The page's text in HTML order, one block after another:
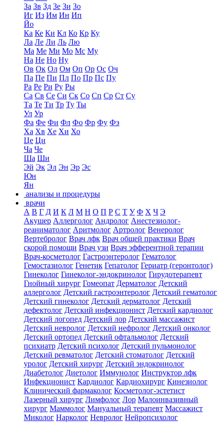
За Зв Зд Зе Зи Зо
Иг Из Им Ин Ип
Йо
Ка Ке Ки Кл Ко Кр Ку
Ла Ле Ли Ль Лю
Ма Ме Ми Мо Мс Му
На Не Но Ну
Ов Ок Ол Ом Оп Ор Ос Оч
Па Пе Пи Пл По Пр Пс Пу
Ра Ре Ри Ру Ры
Са Св Се Си Ск Со Сп Ср Ст Су
Та Те Ти Тр Ту Ты
Ул Ур
Фа Фе Фи Фл Фо Фр Фу Фэ
Ха Хв Хе Хи Хо
Це Ци
Ча Че
Ша Ши
Эй Эк Эл Эн Эр Эс
Юн
Ян
анализы и процедуры
врачи
А В Г Д И К Л М Н О П Р С Т У Ф Х Ч Э
Акушер Аллерголог Андролог Анестезиолог-
реаниматолог Аритмолог Артролог Венеролог
Вертебролог Врач лфк Врач общей практики Врач
скорой помощи Врач узи Врач эфферентной терапии
Врач-косметолог Гастроэнтеролог Гематолог
Гемостазиолог Генетик Гепатолог Гериатр (геронтолог)
Гинеколог Гинеколог-эндокринолог Гирудотерапевт
Гнойный хирург Гомеопат Дерматолог Детский
аллерголог Детский гастроэнтеролог Детский гематолог
Детский гинеколог Детский дерматолог Детский
дефектолог Детский инфекционист Детский кардиолог
Детский логопед Детский лор Детский массажист
Детский невролог Детский нефролог Детский онколог
Детский ортопед Детский офтальмолог Детский
психиатр Детский психолог Детский пульмонолог
Детский ревматолог Детский стоматолог Детский
уролог Детский хирург Детский эндокринолог
Диабетолог Диетолог Иммунолог Инструктор лфк
Инфекционист Кардиолог Кардиохирург Кинезиолог
Клинический фармаколог Косметолог-эстетист
Лазерный хирург Лимфолог Лор Малоинвазивный
хирург Маммолог Мануальный терапевт Массажист
Миколог Нарколог Невролог Нейропсихолог